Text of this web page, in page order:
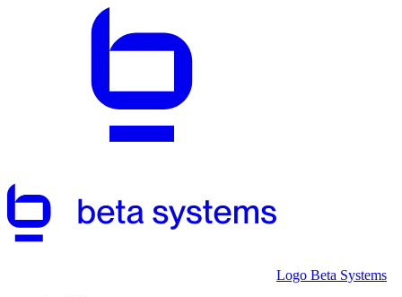
Logo Beta Systems